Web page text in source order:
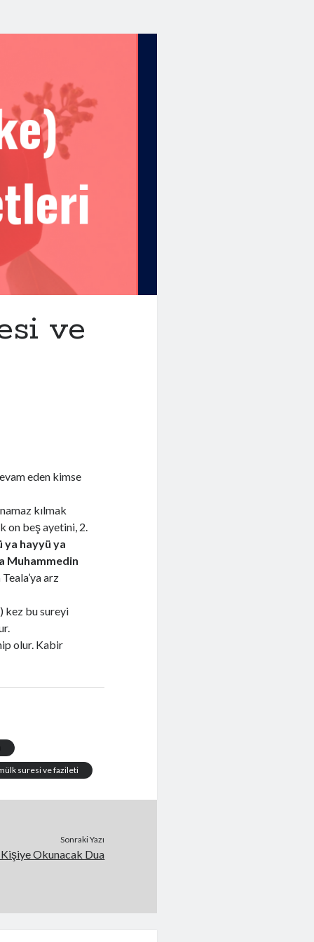
ve
eden kimse
kılmak
on beş ayetini, 2.
ya hayyü ya
Muhammedin
arz
kez bu sureyi
olur. Kabir
suresi ve fazileti
Sonraki Yazı
Okunacak Dua